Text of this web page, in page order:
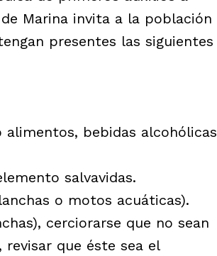
Marina invita a la población
presentes las siguientes
bebidas alcohólicas
salvavidas.
o motos acuáticas).
cerciorarse que no sean
revisar que éste sea el